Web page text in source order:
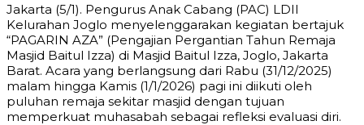
Jakarta (5/1). Pengurus Anak Cabang (PAC) LDII
Kelurahan Joglo menyelenggarakan kegiatan bertajuk
“PAGARIN AZA” (Pengajian Pergantian Tahun Remaja
Masjid Baitul Izza) di Masjid Baitul Izza, Joglo, Jakarta
Barat. Acara yang berlangsung dari Rabu (31/12/2025)
malam hingga Kamis (1/1/2026) pagi ini diikuti oleh
puluhan remaja sekitar masjid dengan tujuan
memperkuat muhasabah sebagai refleksi evaluasi diri.